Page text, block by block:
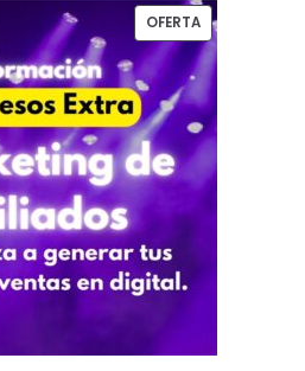
OFERTA PRODUCTO
EN
OFERTA
precio
original
era:
127,00€.
El
precio
actual
es:
56,87€.